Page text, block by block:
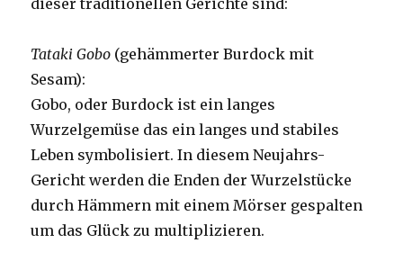
Tataki Gobo (gehämmerter Burdock mit
Sesam):
Gobo, oder Burdock ist ein langes
Wurzelgemüse das ein langes und stabiles
Leben symbolisiert. In diesem Neujahrs-
Gericht werden die Enden der Wurzelstücke
durch Hämmern mit einem Mörser gespalten
um das Glück zu multiplizieren.